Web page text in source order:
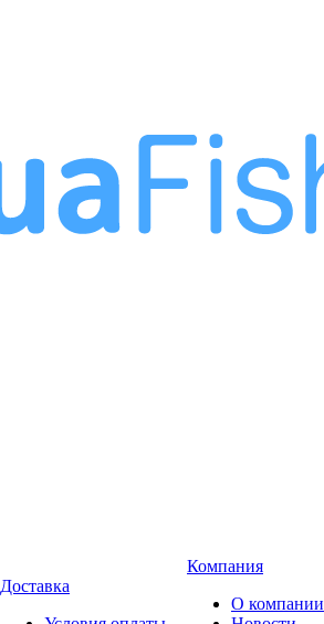
Доставка
Компания
О компании